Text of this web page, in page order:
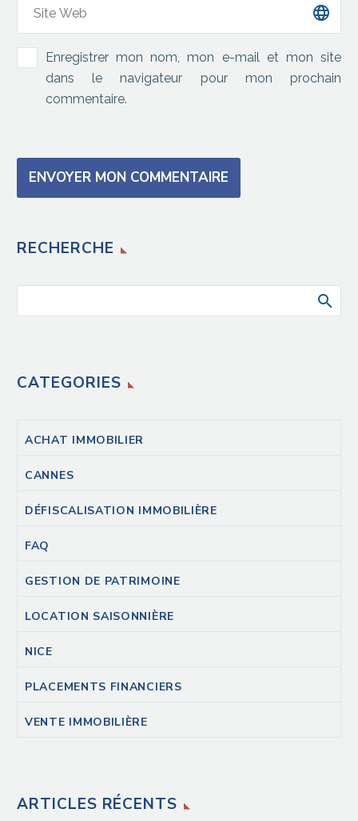
Enregistrer mon nom, mon e-mail et mon site
dans le navigateur pour mon prochain
commentaire.
ENVOYER MON COMMENTAIRE
RECHERCHE
CATEGORIES
ACHAT IMMOBILIER
CANNES
DÉFISCALISATION IMMOBILIÈRE
FAQ
GESTION DE PATRIMOINE
LOCATION SAISONNIÈRE
NICE
PLACEMENTS FINANCIERS
VENTE IMMOBILIÈRE
ARTICLES RÉCENTS